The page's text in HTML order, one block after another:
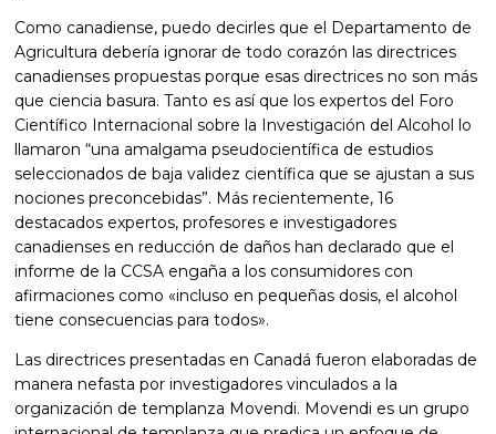
Como canadiense, puedo decirles que el Departamento de
Agricultura debería ignorar de todo corazón las directrices
canadienses propuestas porque esas directrices no son más
que ciencia basura. Tanto es así que los expertos del Foro
Científico Internacional sobre la Investigación del Alcohol lo
llamaron “una amalgama pseudocientífica de estudios
seleccionados de baja validez científica que se ajustan a sus
nociones preconcebidas”. Más recientemente, 16
destacados expertos, profesores e investigadores
canadienses en reducción de daños han declarado que el
informe de la CCSA engaña a los consumidores con
afirmaciones como «incluso en pequeñas dosis, el alcohol
tiene consecuencias para todos».
Las directrices presentadas en Canadá fueron elaboradas de
manera nefasta por investigadores vinculados a la
organización de templanza Movendi. Movendi es un grupo